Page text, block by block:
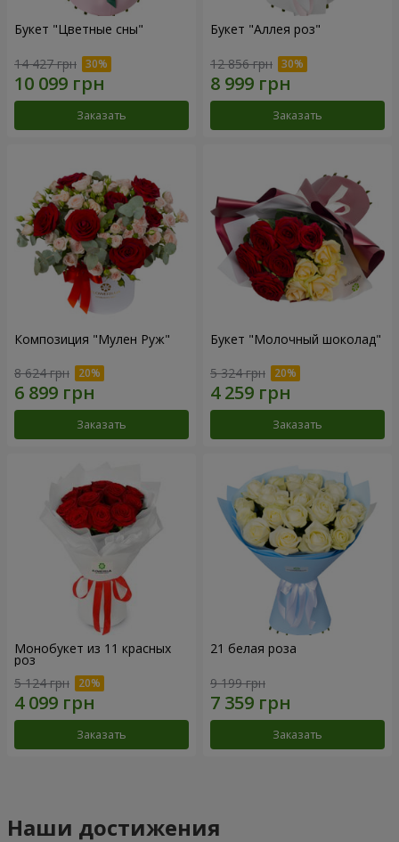
Букет "Цветные сны"
14 427 грн
Заказать
Букет "Аллея роз"
12 856 грн
Заказать
Композиция "Мулен Руж"
8 624 грн
Заказать
Букет "Молочный шоколад"
5 324 грн
Заказать
Монобукет из 11 красных
роз
5 124 грн
Заказать
21 белая роза
9 199 грн
Заказать
Наши достижения